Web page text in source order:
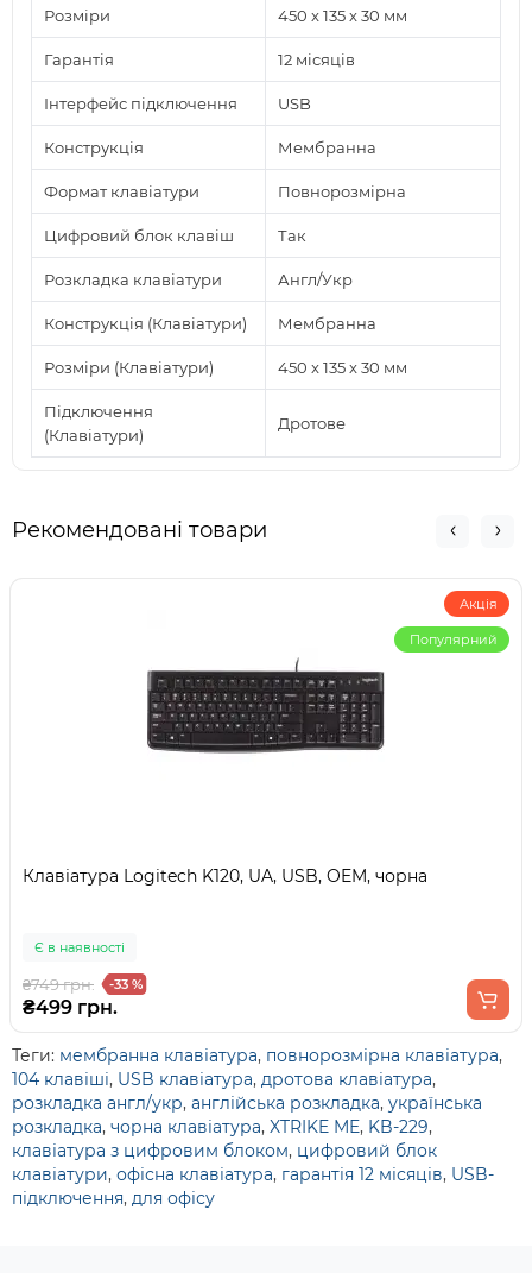
Розміри 450 x 135 x 30 мм
Гарантія 12 місяців
Інтерфейс підключення USB
Конструкція Мембранна
Формат клавіатури Повнорозмірна
Цифровий блок клавіш Так
Розкладка клавіатури Англ/Укр
Конструкція (Клавіатури) Мембранна
Розміри (Клавіатури) 450 x 135 x 30 мм
Підключення
(Клавіатури)
Дротове
Рекомендовані товари
Акція
Популярний
Клавіатура Logitech K120, UA, USB, OEM, чорна
Є в наявності
₴749 грн. -33 %
₴499 грн.
Теги: мембранна клавіатура, повнорозмірна клавіатура,
104 клавіші, USB клавіатура, дротова клавіатура,
розкладка англ/укр, англійська розкладка, українська
розкладка, чорна клавіатура, XTRIKE ME, KB-229,
клавіатура з цифровим блоком, цифровий блок
клавіатури, офісна клавіатура, гарантія 12 місяців, USB-
підключення, для офісу